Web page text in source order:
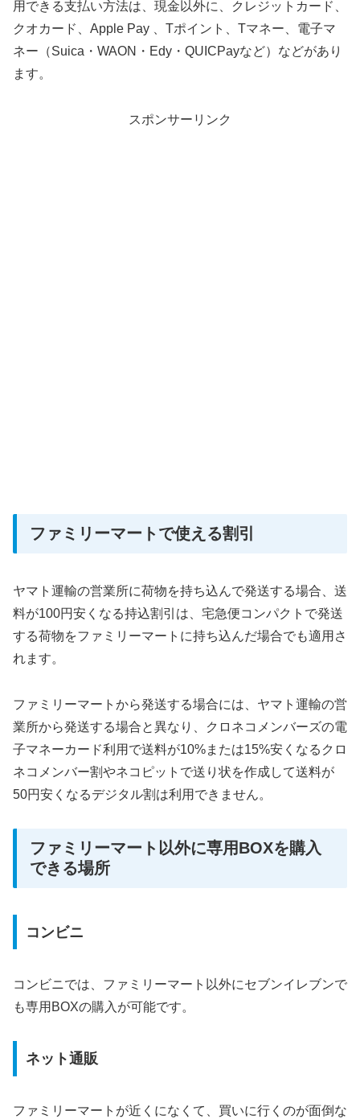
用できる支払い方法は、現金以外に、クレジットカード、
クオカード、Apple Pay 、Tポイント、Tマネー、電子マ
ネー（Suica・WAON・Edy・QUICPayなど）などがあり
ます。
スポンサーリンク
ファミリーマートで使える割引
ヤマト運輸の営業所に荷物を持ち込んで発送する場合、送
料が100円安くなる持込割引は、宅急便コンパクトで発送
する荷物をファミリーマートに持ち込んだ場合でも適用さ
れます。
ファミリーマートから発送する場合には、ヤマト運輸の営
業所から発送する場合と異なり、クロネコメンバーズの電
子マネーカード利用で送料が10%または15%安くなるクロ
ネコメンバー割やネコピットで送り状を作成して送料が
50円安くなるデジタル割は利用できません。
ファミリーマート以外に専用BOXを購入
できる場所
コンビニ
コンビニでは、ファミリーマート以外にセブンイレブンで
も専用BOXの購入が可能です。
ネット通販
ファミリーマートが近くになくて、買いに行くのが面倒な